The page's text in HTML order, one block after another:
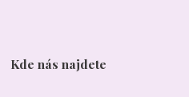
Kde nás najdete